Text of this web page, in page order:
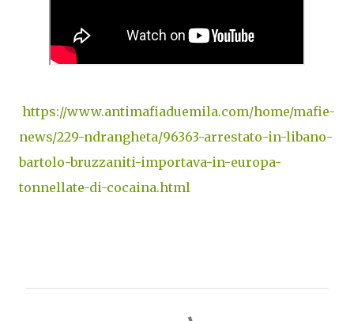
https://www.antimafiaduemila.com/home/mafie-
news/229-ndrangheta/96363-arrestato-in-libano-
bartolo-bruzzaniti-importava-in-europa-
tonnellate-di-cocaina.html